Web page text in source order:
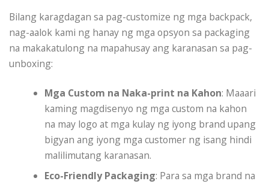
Bilang karagdagan sa pag-customize ng mga backpack,
nag-aalok kami ng hanay ng mga opsyon sa packaging
na makakatulong na mapahusay ang karanasan sa pag-
unboxing:
Mga Custom na Naka-print na Kahon: Maaari
kaming magdisenyo ng mga custom na kahon
na may logo at mga kulay ng iyong brand upang
bigyan ang iyong mga customer ng isang hindi
malilimutang karanasan.
Eco-Friendly Packaging: Para sa mga brand na